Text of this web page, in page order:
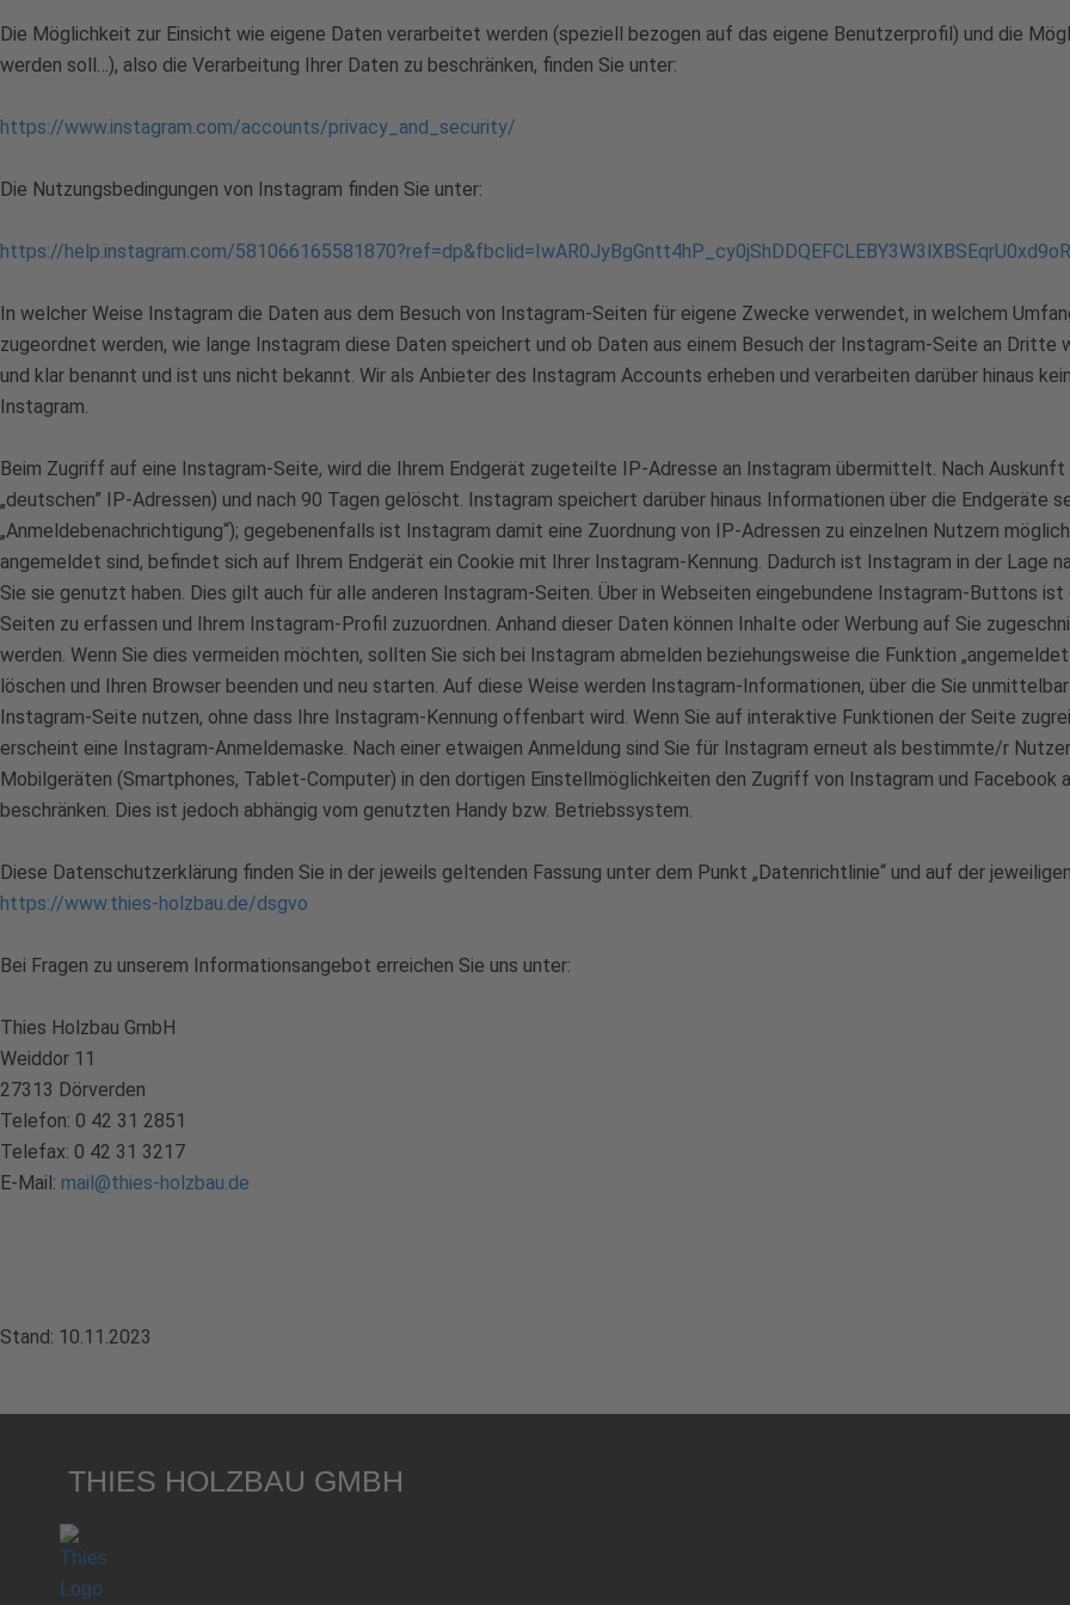
Die Möglichkeit zur Einsicht wie eigene Daten verarbeitet werden (speziell bezogen auf das eigene Benutzerprofil) und die
werden soll…), also die Verarbeitung Ihrer Daten zu beschränken, finden Sie unter:
https://www.instagram.com/accounts/privacy_and_security/
Die Nutzungsbedingungen von Instagram finden Sie unter:
https://help.instagram.com/
In welcher Weise Instagram die Daten aus dem Besuch von Instagram-Seiten für eigene Zwecke verwendet, in welchem
zugeordnet werden, wie lange Instagram diese Daten speichert und ob Daten aus einem Besuch der Instagram-Seite an
und klar benannt und ist uns nicht bekannt. Wir als Anbieter des Instagram Accounts erheben und verarbeiten darüber hinaus
Instagram.
Beim Zugriff auf eine Instagram-Seite, wird die Ihrem Endgerät zugeteilte IP-Adresse an Instagram übermittelt. Nach
„deutschen” IP-Adressen) und nach 90 Tagen gelöscht. Instagram speichert darüber hinaus Informationen über die Endgeräte
„Anmeldebenachrichtigung“); gegebenenfalls ist Instagram damit eine Zuordnung von IP-Adressen zu einzelnen Nutzern
angemeldet sind, befindet sich auf Ihrem Endgerät ein Cookie mit Ihrer Instagram-Kennung. Dadurch ist Instagram in der Lage
Sie sie genutzt haben. Dies gilt auch für alle anderen Instagram-Seiten. Über in Webseiten eingebundene Instagram-Buttons
Seiten zu erfassen und Ihrem Instagram-Profil zuzuordnen. Anhand dieser Daten können Inhalte oder Werbung auf Sie
werden. Wenn Sie dies vermeiden möchten, sollten Sie sich bei Instagram abmelden beziehungsweise die Funktion
löschen und Ihren Browser beenden und neu starten. Auf diese Weise werden Instagram-Informationen, über die Sie
Instagram-Seite nutzen, ohne dass Ihre Instagram-Kennung offenbart wird. Wenn Sie auf interaktive Funktionen der Seite
erscheint eine Instagram-Anmeldemaske. Nach einer etwaigen Anmeldung sind Sie für Instagram erneut als bestimmte/r
Mobilgeräten (Smartphones, Tablet-Computer) in den dortigen Einstellmöglichkeiten den Zugriff von Instagram und
beschränken. Dies ist jedoch abhängig vom genutzten Handy bzw. Betriebssystem.
Diese Datenschutzerklärung finden Sie in der jeweils geltenden Fassung unter dem Punkt „Datenrichtlinie“ und auf der
https://www.thies-holzbau.de/dsgvo
Bei Fragen zu unserem Informationsangebot erreichen Sie uns unter:
Thies Holzbau GmbH
Weiddor 11
27313 Dörverden
Telefon: 0 42 31 2851
Telefax: 0 42 31 3217
E-Mail: mail@thies-holzbau.de
Stand: 10.11.2023
THIES HOLZBAU GMBH